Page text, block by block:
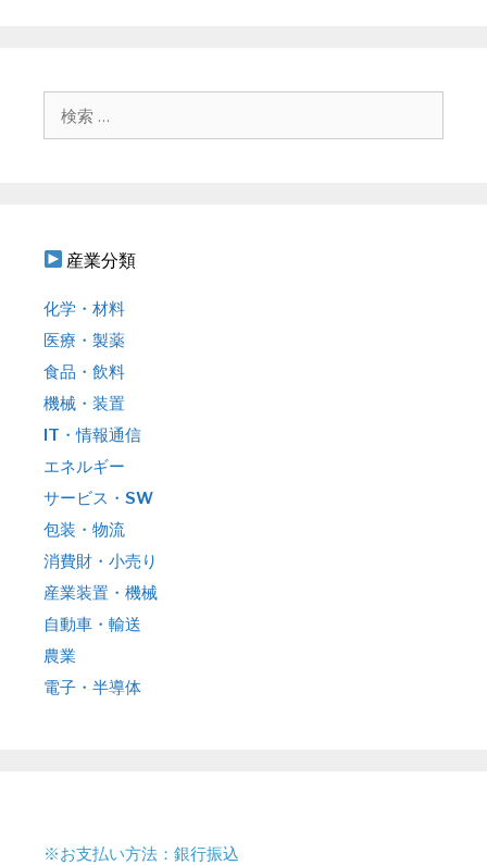
ョ
産業分類
化学・材料
医療・製薬
食品・飲料
機械・装置
IT・情報通信
エネルギー
サービス・SW
包装・物流
消費財・小売り
産業装置・機械
自動車・輸送
農業
電子・半導体
※お支払い方法：銀行振込